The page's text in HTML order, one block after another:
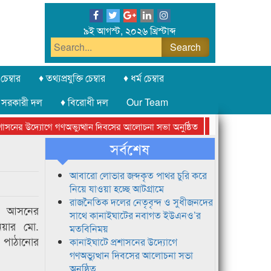
৯ই আগস্ট, ২০২৬ খ্রিস্টাব্দ
♦ তথ্যপ্রযুক্তি চেম্বার
♦ ধর্ম চেম্বার
দল ♦ বিরোধী দল
Our Team
উদ্যোগে গণঅভ্যুত্থান দিবসের আলোচনা সভা অনুষ্ঠিত
সিলেট অনলাইন
আসনের
মো.
সর্বশেষ
আবারো লোভার জব্দকৃত পাথর চুরি করে
নিয়ে যাওয়া হচ্ছে আটগ্রামে
রাজনৈতিক দলের নেতৃবৃন্দ ও সুধীজনদের
সাথে কানাইঘাটের নবাগত ইউএনও’র
মতবিনিময়
কানাইঘাটে প্রশাসনের উদ্যোগে
গণঅভ্যুত্থান দিবসের আলোচনা সভা